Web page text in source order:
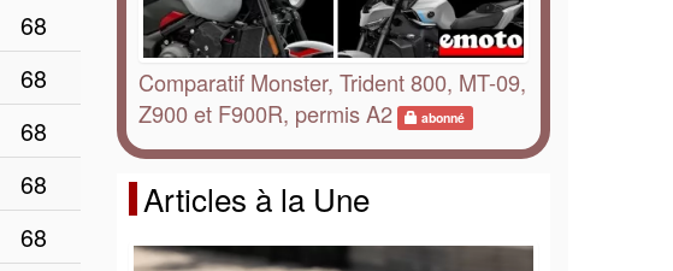
68
68
68
68
68
Comparatif Monster, Trident 800, MT-09,
Z900 et F900R, permis A2
abonné
Articles à la Une